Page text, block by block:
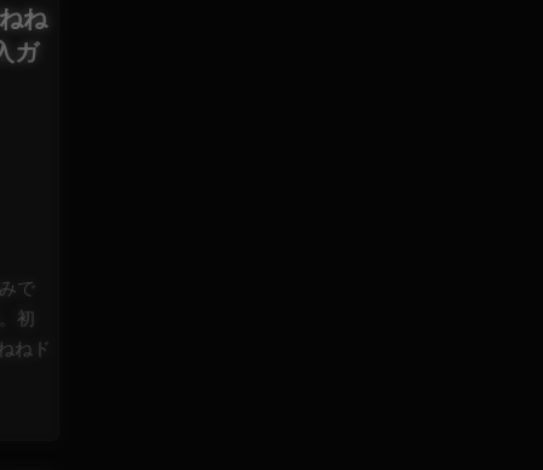
ね
ガ
で
初
ねド